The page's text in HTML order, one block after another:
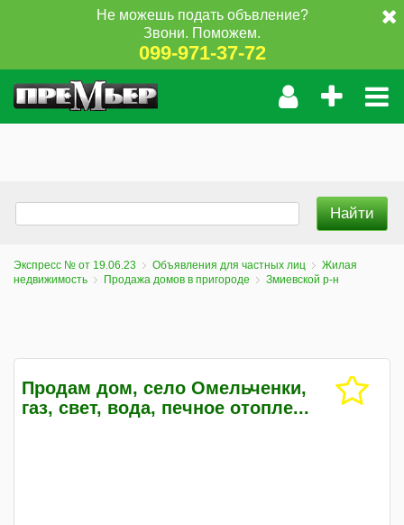
Не можешь подать объвление?
Звони. Поможем.
099-971-37-72
Экспресс № от 19.06.23 Объявления для частных лиц
Жилая
недвижимость
Продажа домов в пригороде Змиевской р-н
Продам дом, село Омельченки,
газ, свет, вода, печное отопле...